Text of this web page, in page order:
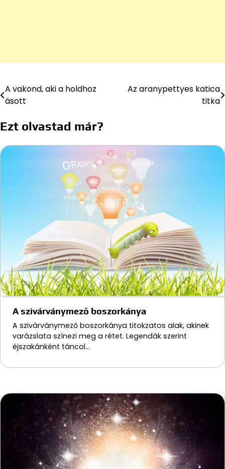
Bejegyzés
A vakond, aki a holdhoz
ásott
Az aranypettyes katica
titka
Ezt olvastad már?
A szivárványmező boszorkánya
A szivárványmező boszorkánya titokzatos alak, akinek
varázslata színezi meg a rétet. Legendák szerint
éjszakánként táncol…